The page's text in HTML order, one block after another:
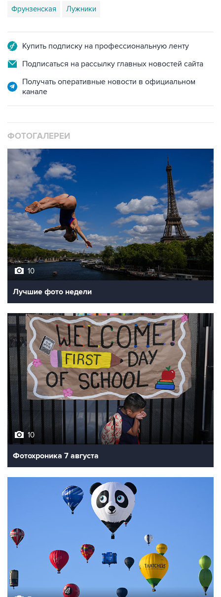
Фрунзенская Лужники
Купить подписку на профессиональную ленту
Подписаться на рассылку главных новостей сайта
Получать оперативные новости в официальном
канале
ФОТОГАЛЕРЕИ
10
Лучшие фото недели
10
Фотохроника 7 августа